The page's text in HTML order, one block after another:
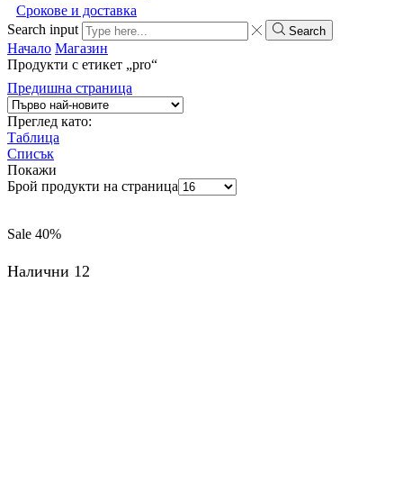
Срокове и доставка
Search input
Search
Начало Магазин
Продукти с етикет „pro“
Предишна страница
Преглед като:
Таблица
Списък
Покажи
Брой продукти на страница
Sale 40%
Налични 12